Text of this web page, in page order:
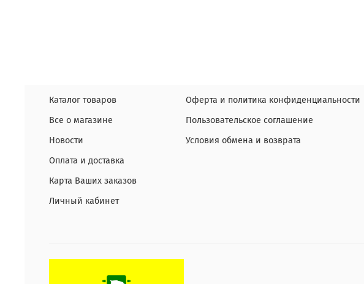
Каталог товаров
Все о магазине
Новости
Оплата и доставка
Карта Ваших заказов
Личный кабинет
Оферта и политика конфиденциальности
Пользовательское соглашение
Условия обмена и возврата